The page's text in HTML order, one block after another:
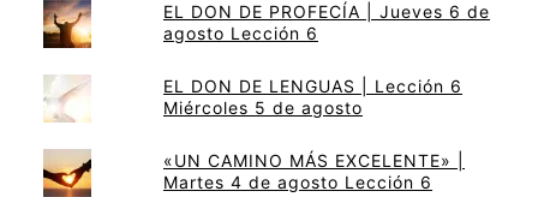
EL DON DE PROFECÍA | Jueves 6 de
agosto Lección 6
EL DON DE LENGUAS | Lección 6
Miércoles 5 de agosto
«UN CAMINO MÁS EXCELENTE» |
Martes 4 de agosto Lección 6